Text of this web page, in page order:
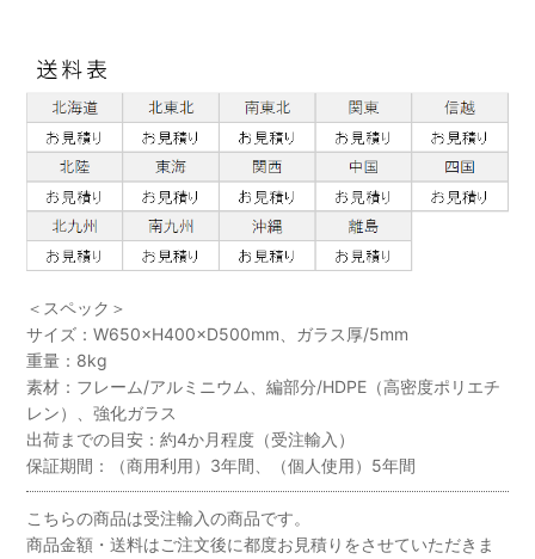
＜スペック＞
サイズ：W650×H400×D500mm、ガラス厚/5mm
重量：8kg
素材：フレーム/アルミニウム、編部分/HDPE（高密度ポリエチ
レン）、強化ガラス
出荷までの目安：約4か月程度（受注輸入）
保証期間：（商用利用）3年間、（個人使用）5年間
こちらの商品は受注輸入の商品です。
商品金額・送料はご注文後に都度お見積りをさせていただきま